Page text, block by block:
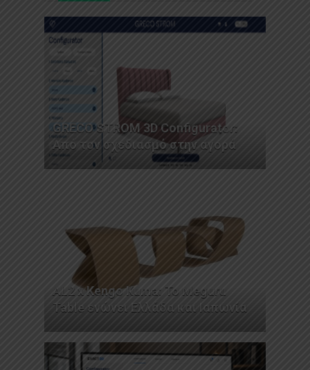
GRECO STROM 3D Configurator:
Από τον σχεδιασμό στην αγορά
AL2 x Kengo Kuma: Το Meguru
Table ενώνει Ελλάδα και Ιαπωνία